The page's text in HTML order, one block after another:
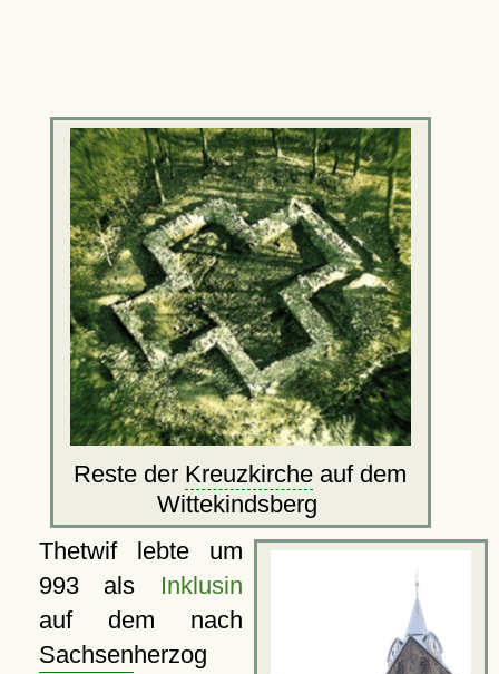
Reste der Kreuzkirche auf dem
Wittekindsberg
Thetwif lebte um
993 als Inklusin
auf dem nach
Sachsenherzog